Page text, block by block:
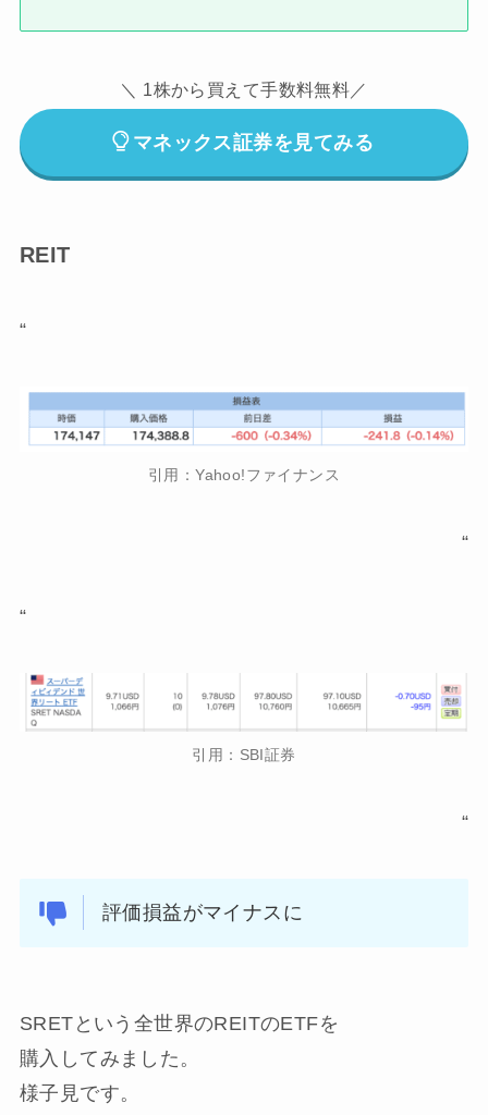
＼ 1株から買えて手数料無料／
マネックス証券を見てみる
REIT
“
引用：Yahoo!ファイナンス
“
“
引用：SBI証券
“
評価損益がマイナスに
SRETという全世界のREITのETFを
購入してみました。
様子見です。